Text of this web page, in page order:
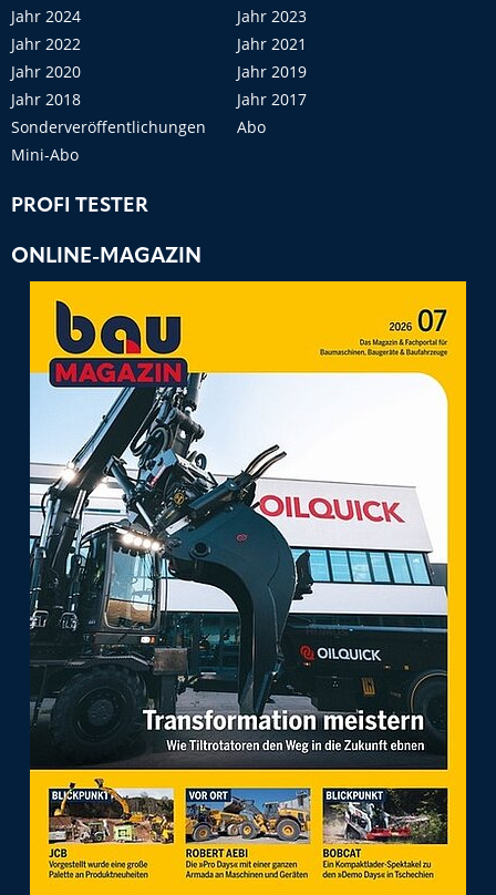
Jahr 2024
Jahr 2023
Jahr 2022
Jahr 2021
Jahr 2020
Jahr 2019
Jahr 2018
Jahr 2017
Sonderveröffentlichungen
Abo
Mini-Abo
PROFI TESTER
ONLINE-MAGAZIN